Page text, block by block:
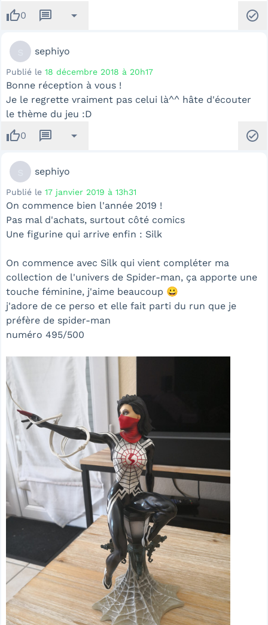
thumb_up0 message arrow_drop_down check_circle
sephiyo
Publié le 18 décembre 2018 à 20h17
Bonne réception à vous !
Je le regrette vraiment pas celui là^^ hâte d'écouter
le thème du jeu :D
thumb_up0 message arrow_drop_down check_circle
sephiyo
Publié le 17 janvier 2019 à 13h31
On commence bien l'année 2019 !
Pas mal d'achats, surtout côté comics
Une figurine qui arrive enfin : Silk
On commence avec Silk qui vient compléter ma
collection de l'univers de Spider-man, ça apporte une
touche féminine, j'aime beaucoup 😀
j'adore de ce perso et elle fait parti du run que je
préfère de spider-man
numéro 495/500